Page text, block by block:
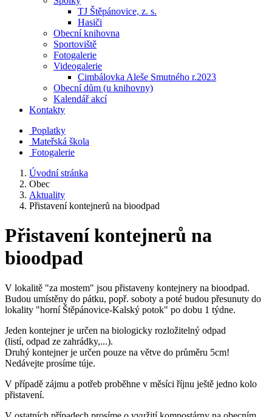
TJ Štěpánovice, z. s.
Hasiči
Obecní knihovna
Sportoviště
Fotogalerie
Videogalerie
Cimbálovka Aleše Smutného r.2023
Obecní dům (u knihovny)
Kalendář akcí
Kontakty
Poplatky
Mateřská škola
Fotogalerie
Úvodní stránka
Obec
Aktuality
Přistavení kontejnerů na bioodpad
Přistavení kontejnerů na
bioodpad
V lokalitě "za mostem" jsou přistaveny kontejnery na bioodpad.
Budou umístěny do pátku, popř. soboty a poté budou přesunuty do
lokality "horní Štěpánovice-Kalský potok" po dobu 1 týdne.
Jeden kontejner je určen na biologicky rozložitelný odpad
(listí, odpad ze zahrádky,...).
Druhý kontejner je určen pouze na větve do průměru 5cm!
Nedávejte prosíme túje.
V případě zájmu a potřeb proběhne v měsíci říjnu ještě jedno kolo
přistavení.